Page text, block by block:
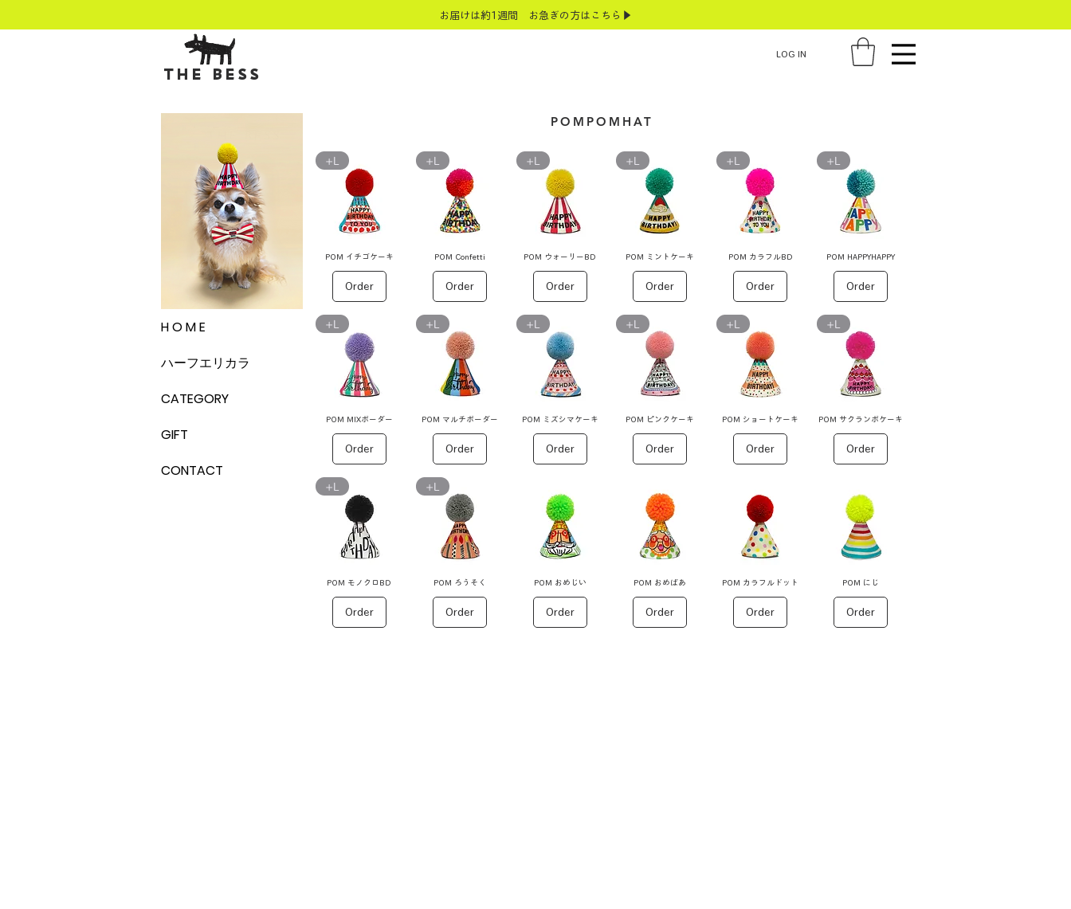
お届けは約1週間 お急ぎの方はこちら▶
THE BESS
LOG IN
H O M E
ハーフエリカラ
CATEGORY
GIFT
CONTACT
POMPOMHAT
+L
POM イチゴケーキ
Order
+L
POM Confetti
Order
+L
POM ウォーリーBD
Order
+L
POM ミントケーキ
Order
+L
POM カラフルBD
Order
+L
POM HAPPYHAPPY
Order
+L
POM MIXボーダー
Order
+L
POM マルチボーダー
Order
+L
POM ミズシマケーキ
Order
+L
POM ピンクケーキ
Order
+L
POM ショートケーキ
Order
+L
POM サクランボケーキ
Order
+L
POM モノクロBD
Order
+L
POM ろうそく
Order
POM おめじい
Order
POM おめばあ
Order
POM カラフルドット
Order
POM にじ
Order